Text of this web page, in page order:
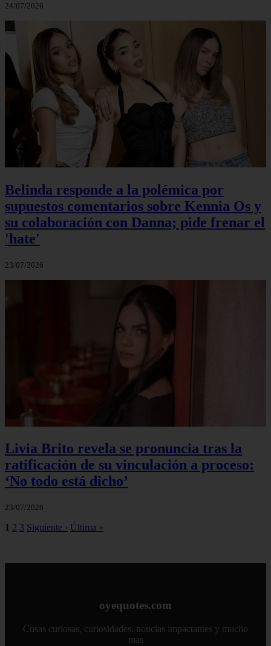
24/07/2026
Belinda responde a la polémica por
supuestos comentarios sobre Kennia Os y
su colaboración con Danna; pide frenar el
'hate'
23/07/2026
Livia Brito revela se pronuncia tras la
ratificación de su vinculación a proceso:
‘No todo está dicho’
23/07/2026
1 2 3 Siguiente › Última »
oyequotes.com
Cosas curiosas, curiosidades, noticias impactantes y mucho
mas